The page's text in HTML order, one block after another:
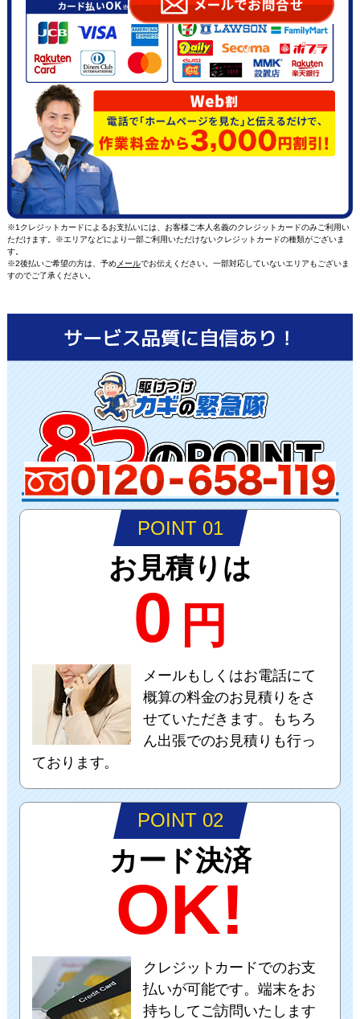
※1クレジットカードによるお支払いには、お客様ご本人名義のクレジットカードのみご利用い
ただけます。※エリアなどにより一部ご利用いただけないクレジットカードの種類がございま
す。
※2後払いご希望の方は、予めメールでお伝えください。一部対応していないエリアもございま
すのでご了承ください。
POINT 01
お見積りは
0 円
メールもしくはお電話にて
概算の料金のお見積りをさ
せていただきます。もちろ
ん出張でのお見積りも行っ
ております。
POINT 02
カード決済
OK!
クレジットカードでのお支
払いが可能です。端末をお
持ちしてご訪問いたします